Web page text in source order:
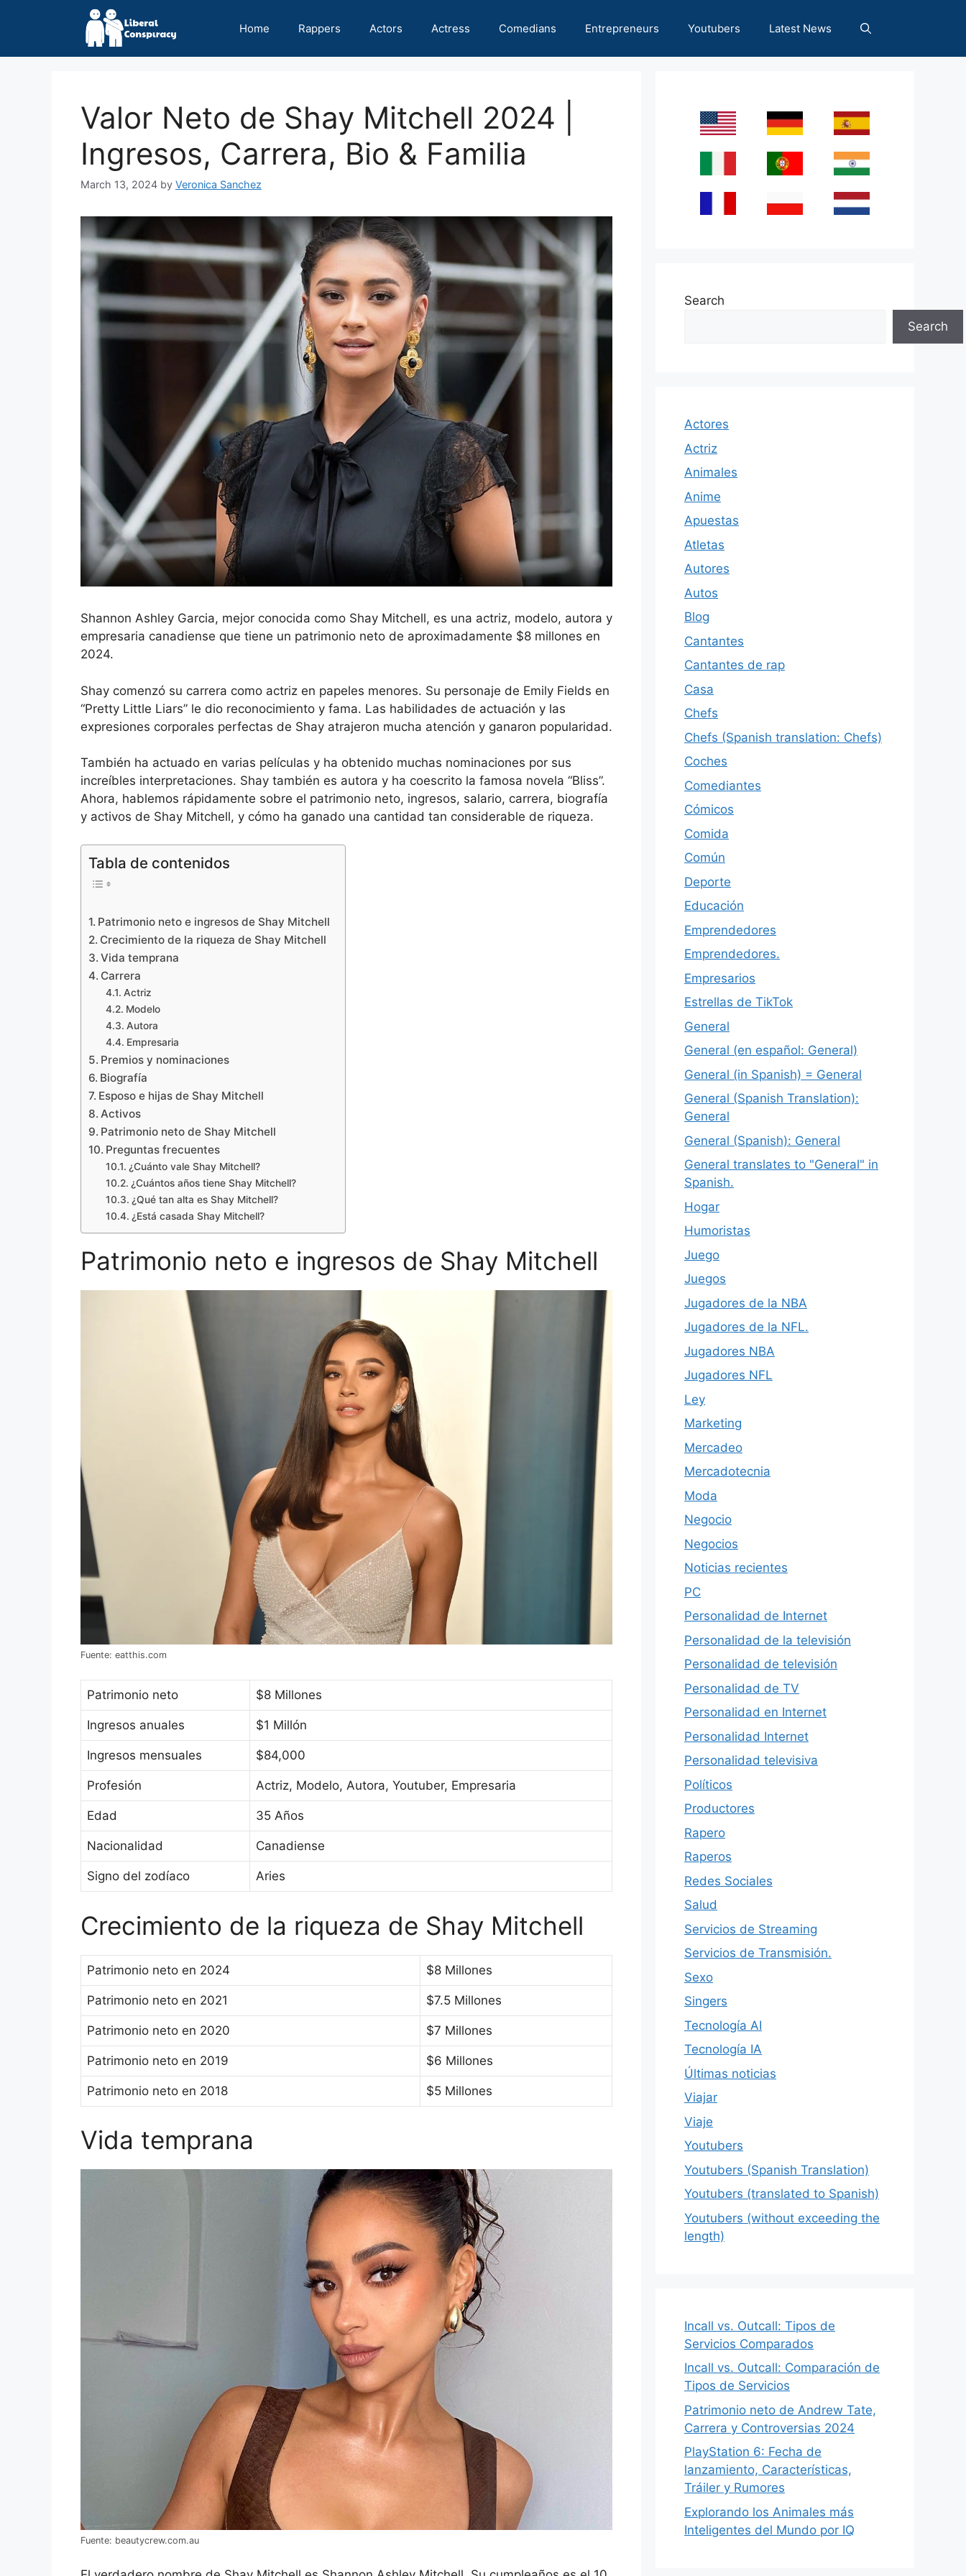
Home Rappers Actors Actress Comedians Entrepreneurs Youtubers Latest News
Valor Neto de Shay Mitchell 2024 |
Ingresos, Carrera, Bio & Familia
March 13, 2024 by Veronica Sanchez
Shannon Ashley Garcia, mejor conocida como Shay Mitchell, es una actriz, modelo, autora y
empresaria canadiense que tiene un patrimonio neto de aproximadamente $8 millones en
2024.
Shay comenzó su carrera como actriz en papeles menores. Su personaje de Emily Fields en
“Pretty Little Liars” le dio reconocimiento y fama. Las habilidades de actuación y las
expresiones corporales perfectas de Shay atrajeron mucha atención y ganaron popularidad.
También ha actuado en varias películas y ha obtenido muchas nominaciones por sus
increíbles interpretaciones. Shay también es autora y ha coescrito la famosa novela “Bliss”.
Ahora, hablemos rápidamente sobre el patrimonio neto, ingresos, salario, carrera, biografía
y activos de Shay Mitchell, y cómo ha ganado una cantidad tan considerable de riqueza.
Tabla de contenidos
Patrimonio neto e ingresos de Shay Mitchell
Crecimiento de la riqueza de Shay Mitchell
Vida temprana
Carrera
Actriz
Modelo
Autora
Empresaria
Premios y nominaciones
Biografía
Esposo e hijas de Shay Mitchell
Activos
Patrimonio neto de Shay Mitchell
Preguntas frecuentes
¿Cuánto vale Shay Mitchell?
¿Cuántos años tiene Shay Mitchell?
¿Qué tan alta es Shay Mitchell?
¿Está casada Shay Mitchell?
Patrimonio neto e ingresos de Shay Mitchell
Fuente: eatthis.com
Patrimonio neto $8 Millones
Ingresos anuales $1 Millón
Ingresos mensuales $84,000
Profesión Actriz, Modelo, Autora, Youtuber, Empresaria
Edad 35 Años
Nacionalidad Canadiense
Signo del zodíaco Aries
Crecimiento de la riqueza de Shay Mitchell
Patrimonio neto en 2024 $8 Millones
Patrimonio neto en 2021 $7.5 Millones
Patrimonio neto en 2020 $7 Millones
Patrimonio neto en 2019 $6 Millones
Patrimonio neto en 2018 $5 Millones
Vida temprana
Fuente: beautycrew.com.au
Search
Search
Actores
Actriz
Animales
Anime
Apuestas
Atletas
Autores
Autos
Blog
Cantantes
Cantantes de rap
Casa
Chefs
Chefs (Spanish translation: Chefs)
Coches
Comediantes
Cómicos
Comida
Común
Deporte
Educación
Emprendedores
Emprendedores.
Empresarios
Estrellas de TikTok
General
General (en español: General)
General (in Spanish) = General
General (Spanish Translation):
General
General (Spanish): General
General translates to "General" in
Spanish.
Hogar
Humoristas
Juego
Juegos
Jugadores de la NBA
Jugadores de la NFL.
Jugadores NBA
Jugadores NFL
Ley
Marketing
Mercadeo
Mercadotecnia
Moda
Negocio
Negocios
Noticias recientes
PC
Personalidad de Internet
Personalidad de la televisión
Personalidad de televisión
Personalidad de TV
Personalidad en Internet
Personalidad Internet
Personalidad televisiva
Políticos
Productores
Rapero
Raperos
Redes Sociales
Salud
Servicios de Streaming
Servicios de Transmisión.
Sexo
Singers
Tecnología AI
Tecnología IA
Últimas noticias
Viajar
Viaje
Youtubers
Youtubers (Spanish Translation)
Youtubers (translated to Spanish)
Youtubers (without exceeding the
length)
Incall vs. Outcall: Tipos de
Servicios Comparados
Incall vs. Outcall: Comparación de
Tipos de Servicios
Patrimonio neto de Andrew Tate,
Carrera y Controversias 2024
PlayStation 6: Fecha de
lanzamiento, Características,
Tráiler y Rumores
Explorando los Animales más
Inteligentes del Mundo por IQ